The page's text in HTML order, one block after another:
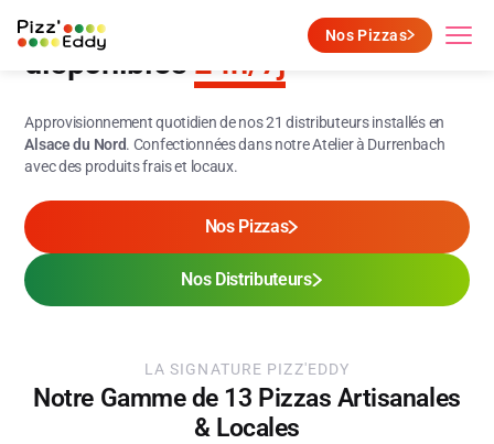
Nos Pizzas
Pizzas Artisanales et Locales
disponibles 24h/7j
Approvisionnement quotidien de nos 21 distributeurs installés en
Alsace du Nord. Confectionnées dans notre Atelier à Durrenbach
avec des produits frais et locaux.
Nos Pizzas
Nos Distributeurs
LA SIGNATURE PIZZ'EDDY
Notre Gamme de 13 Pizzas Artisanales
& Locales